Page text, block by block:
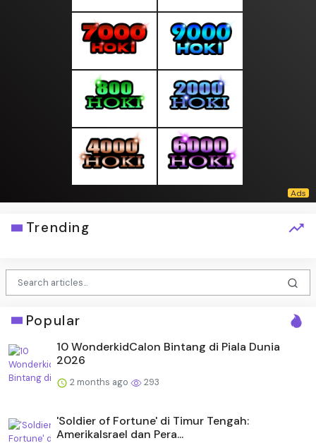
Trending
Popular
10 WonderkidCalon Bintang di Piala Dunia
2026
2 months ago 293
'Soldier of Fortune' di Timur Tengah:
AmerikaIsrael dan Pera...